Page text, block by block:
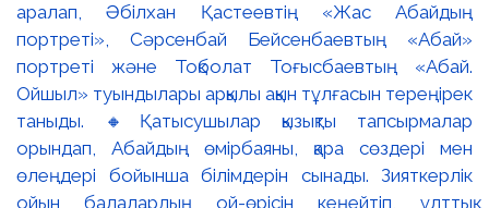
аралап, Әбілхан Қастеевтің «Жас Абайдың
портреті», Сәрсенбай Бейсенбаевтың «Абай»
портреті және Тоқболат Тоғысбаевтың «Абай.
Ойшыл» туындылары арқылы ақын тұлғасын тереңірек
таныды. 🔸Қатысушылар қызықты тапсырмалар
орындап, Абайдың өмірбаяны, қара сөздері мен
өлеңдері бойынша білімдерін сынады. Зияткерлік
ойын балалардың ой-өрісін кеңейтіп, ұлттық